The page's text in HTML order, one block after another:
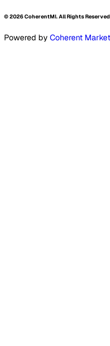
©2026CoherentMI. All Rights
Powered by Coherent